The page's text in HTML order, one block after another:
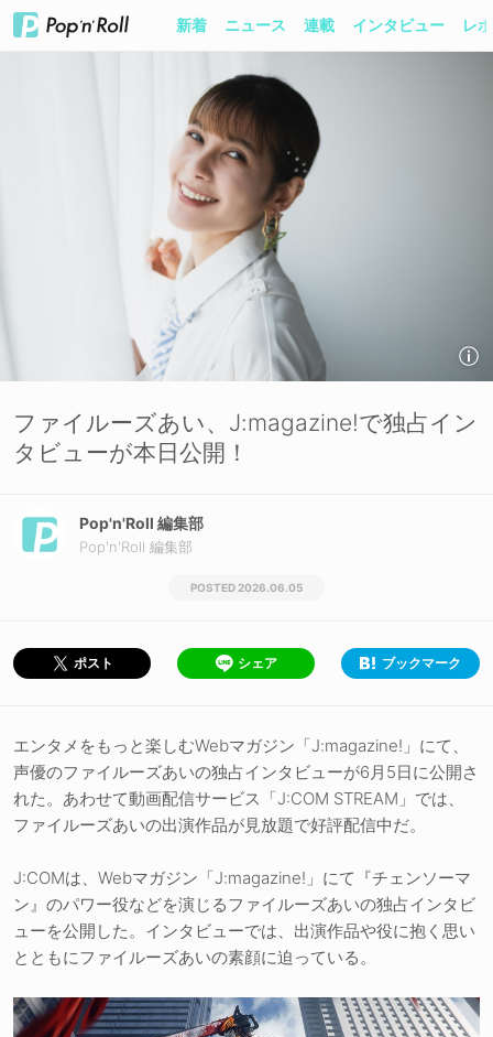
新着 ニュース 連載 インタビュー レ
ファイルーズあい、J:magazine!で独占イン
タビューが本日公開！
Pop'n'Roll 編集部
Pop'n'Roll 編集部
2026.06.05
ポスト シェア ブックマーク
エンタメをもっと楽しむWebマガジン「J:magazine!」にて、
声優のファイルーズあいの独占インタビューが6月5日に公開さ
れた。あわせて動画配信サービス「J:COM STREAM」では、
ファイルーズあいの出演作品が見放題で好評配信中だ。
J:COMは、Webマガジン「J:magazine!」にて『チェンソーマ
ン』のパワー役などを演じるファイルーズあいの独占インタビ
ューを公開した。インタビューでは、出演作品や役に抱く思い
とともにファイルーズあいの素顔に迫っている。